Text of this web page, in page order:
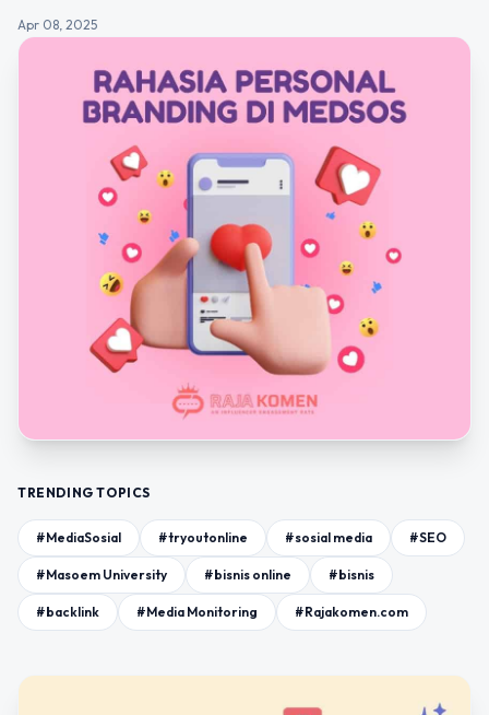
Apr 08, 2025
TRENDING TOPICS
#MediaSosial #tryoutonline #sosial media #SEO
#Masoem University #bisnis online #bisnis
#backlink #Media Monitoring #Rajakomen.com